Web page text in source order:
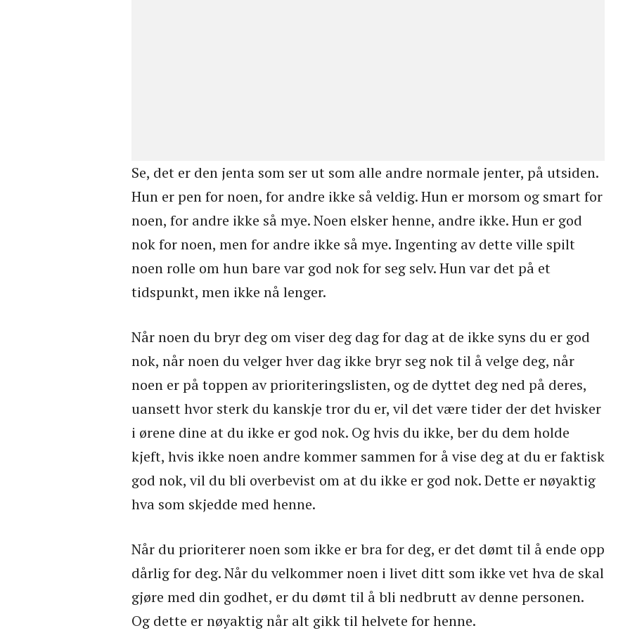
Se, det er den jenta som ser ut som alle andre normale jenter, på utsiden.
Hun er pen for noen, for andre ikke så veldig. Hun er morsom og smart for
noen, for andre ikke så mye. Noen elsker henne, andre ikke. Hun er god
nok for noen, men for andre ikke så mye. Ingenting av dette ville spilt
noen rolle om hun bare var god nok for seg selv. Hun var det på et
tidspunkt, men ikke nå lenger.
Når noen du bryr deg om viser deg dag for dag at de ikke syns du er god
nok, når noen du velger hver dag ikke bryr seg nok til å velge deg, når
noen er på toppen av prioriteringslisten, og de dyttet deg ned på deres,
uansett hvor sterk du kanskje tror du er, vil det være tider der det hvisker
i ørene dine at du ikke er god nok. Og hvis du ikke, ber du dem holde
kjeft, hvis ikke noen andre kommer sammen for å vise deg at du er faktisk
god nok, vil du bli overbevist om at du ikke er god nok. Dette er nøyaktig
hva som skjedde med henne.
Når du prioriterer noen som ikke er bra for deg, er det dømt til å ende opp
dårlig for deg. Når du velkommer noen i livet ditt som ikke vet hva de skal
gjøre med din godhet, er du dømt til å bli nedbrutt av denne personen.
Og dette er nøyaktig når alt gikk til helvete for henne.